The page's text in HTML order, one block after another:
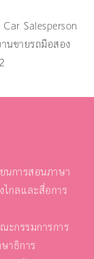
Salesperson
นขายรถมือสอง
นการสอนภาษา
ไกลและสื่อการ
กรรมการการ
าธิการ